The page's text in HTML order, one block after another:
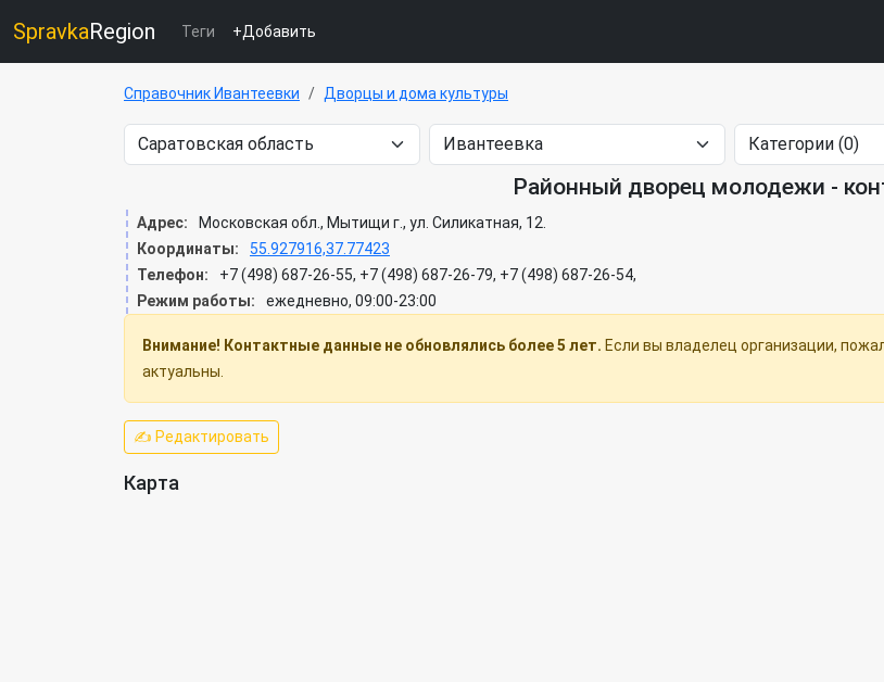
SpravkaRegion Теги +Добавить
Справочник Ивантеевки Дворцы и дома культуры
Районный дворец молодежи -
Адрес:
Московская обл., Мытищи г., ул. Силикатная, 12.
Координаты:
55.927916,37.77423
Телефон:
+7 (498) 687-26-55, +7 (498) 687-26-79, +7 (498) 687-26-54,
Режим работы:
ежедневно, 09:00-23:00
Внимание! Контактные данные не обновлялись более 5 лет. Если вы владелец организации,
актуальны.
✍ Редактировать
Карта